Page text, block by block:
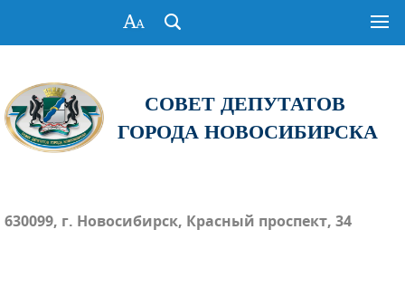
СОВЕТ ДЕПУТАТОВ
ГОРОДА НОВОСИБИРСКА
630099, г. Новосибирск, Красный проспект, 34